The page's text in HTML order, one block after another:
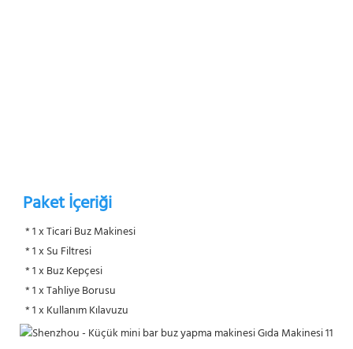
Paket İçeriği
* 1 x Ticari Buz Makinesi
* 1 x Su Filtresi
* 1 x Buz Kepçesi
* 1 x Tahliye Borusu
* 1 x Kullanım Kılavuzu